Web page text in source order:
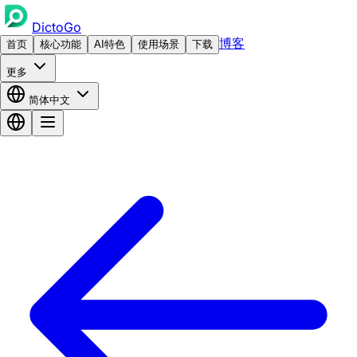
DictoGo
首页 核心功能 AI特色 使用场景 下载 博客
更多
简体中文